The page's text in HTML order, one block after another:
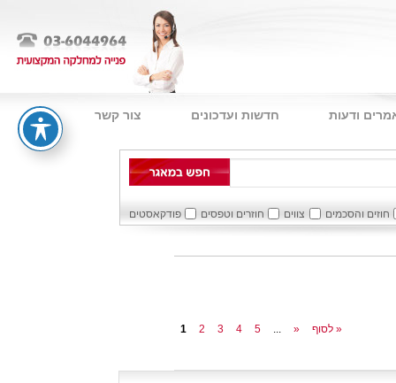
ודעות חדשות ועדכונים צור קשר
חוזים והסכמים צווים חוזרים וטפסים פודקאסטים
1 2 3 4 5 ... » לסוף »